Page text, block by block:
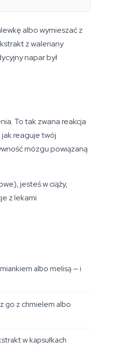
albo wymieszać z
z waleriany
napar był
To tak zwana reakcja
jak reaguje twój
mózgu powiązaną
jesteś w ciąży,
z lekami
albo melisą — i
go z chmielem albo
w kapsułkach